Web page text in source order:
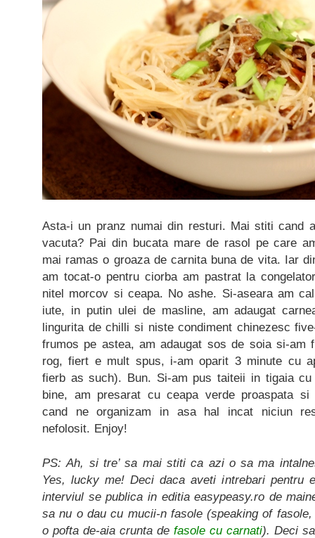
Asta-i un pranz numai din resturi. Mai stiti cand
vacuta? Pai din bucata mare de rasol pe care
mai ramas o groaza de carnita buna de vita. Iar
am tocat-o pentru ciorba am pastrat la
nitel morcov si ceapa. No ashe. Si-aseara am
iute, in putin ulei de masline, am adaugat
lingurita de chilli si niste condiment chinezesc
frumos pe astea, am adaugat sos de soia si-am
rog, fiert e mult spus, i-am oparit 3 minute cu
fierb as such). Bun. Si-am pus taiteii in tigaia
bine, am presarat cu ceapa verde proaspata
cand ne organizam in asa hal incat niciun
nefolosit. Enjoy!
PS: Ah, si tre’ sa mai stiti ca azi o sa ma
Yes, lucky me! Deci daca aveti intrebari pentru
interviul se publica in editia easypeasy.ro de
sa nu o dau cu mucii-n fasole (speaking of
o pofta de-aia crunta de fasole cu carnati). Deci